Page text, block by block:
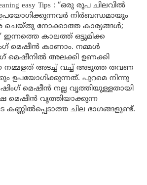
easy Tips : “ഒരു രൂപ ചിലവിൽ
നിർബന്ധമായും
നോക്കാത്ത കാര്യങ്ങൾ;
ഇന്നത്തെ കാലത്ത് ഒട്ടുമിക്ക
മെഷീൻ കാണാം. നമ്മൾ
മെഷീനിൽ അലക്കി ഉണക്കി
നമ്മളത്‌ അടച്ച് വച്ച് അടുത്ത തവണ
ഉപയോഗിക്കുന്നത്. പുറമെ നിന്നു
മെഷീൻ നല്ല വൃത്തിയുള്ളതായി
മെഷീൻ വൃത്തിയാക്കുന്ന
ചില ഭാഗങ്ങളുണ്ട്.